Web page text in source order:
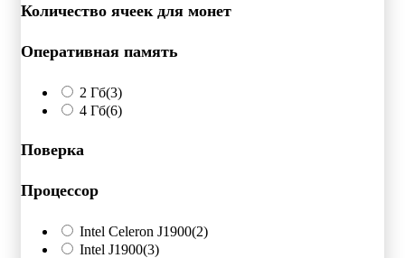
Количество ячеек для монет
Оперативная память
2 Гб(3)
4 Гб(6)
Поверка
Процессор
Intel Celeron J1900(2)
Intel J1900(3)